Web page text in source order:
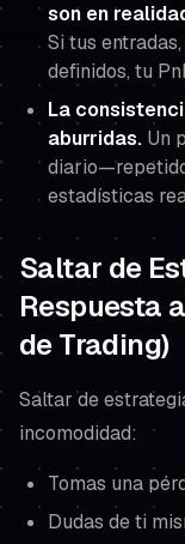
son en
Si tus
definidos, tu
La
aburridas. Un
estadísticas
Saltar de
Respuesta
de Trading)
Saltar de
incomodidad:
Tomas una
Dudas de ti